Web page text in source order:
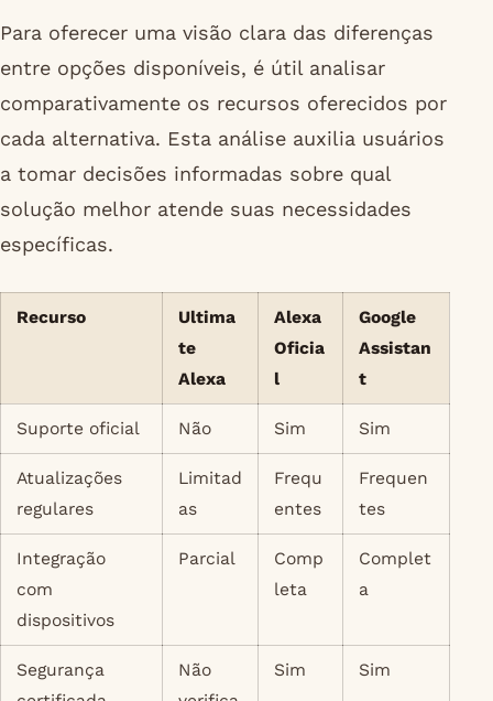
Para oferecer uma visão clara das diferenças
entre opções disponíveis, é útil analisar
comparativamente os recursos oferecidos por
cada alternativa. Esta análise auxilia usuários
a tomar decisões informadas sobre qual
solução melhor atende suas necessidades
específicas.
Recurso
Ultima
te
Alexa
Alexa
Oficia
l
Google
Assistan
t
Suporte oficial Não Sim Sim
Atualizações
regulares
Limitad
as
Frequ
entes
Frequen
tes
Integração
com
dispositivos
Parcial
Comp
leta
Complet
a
Segurança
Não
Sim Sim